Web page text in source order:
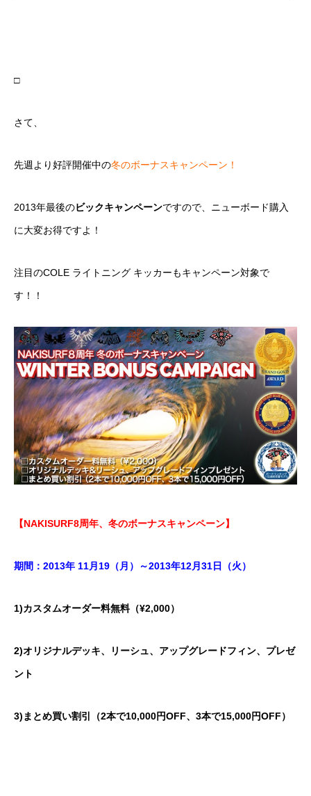
□
さて、
先週より好評開催中の冬のボーナスキャンペーン！
2013年最後のビックキャンペーンですので、ニューボード購入
に大変お得ですよ！
注目のCOLE ライトニング キッカーもキャンペーン対象で
す！！
【NAKISURF8周年、冬のボーナスキャンペーン】
期間：2013年 11月19（月）～2013年12月31日（火）
1)カスタムオーダー料無料（¥2,000）
2)オリジナルデッキ、リーシュ、アップグレードフィン、プレゼ
ント
3)まとめ買い割引（2本で10,000円OFF、3本で15,000円OFF）